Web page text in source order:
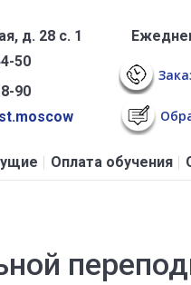
д. 28 с. 1
50
90
Оплата обучения